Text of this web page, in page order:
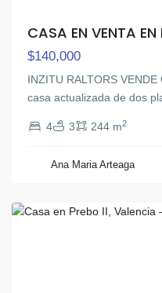
CASA EN VENTA EN
$140,000
INZITU RALTORS VENDE
casa actualizada de dos
4 3 244 m2
Ana Maria Arteaga
Prebo,